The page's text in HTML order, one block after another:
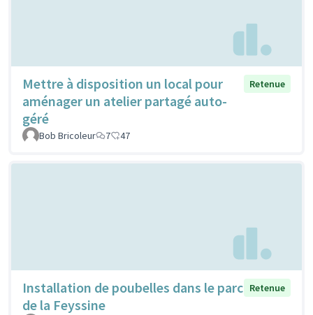
Mettre à disposition un local pour
aménager un atelier partagé auto-
géré
Retenue
Bob Bricoleur 7 47
Installation de poubelles dans le parc
de la Feyssine
Retenue